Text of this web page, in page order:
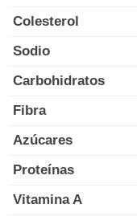
Colesterol
Sodio
Carbohidratos
Fibra
Azúcares
Proteínas
Vitamina A